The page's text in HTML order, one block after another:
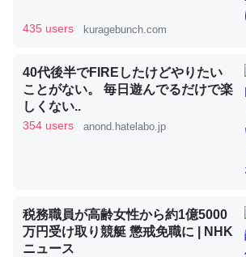
─GPTの仕組みと限界についての考察（１） -
昆虫ってカルシウム少ないのか。知らん
コオロギのカルシウム分はエビの600分
─ニュース :: 【研究発表】昆虫学の大問題＝「昆
435 users kuragebunch.com
40代後半でFIREしたけどやりたい
ことがない。 毎日遊んでるだけで楽
しくない..
354 users anond.hatelabo.jp
税務職員が高齢女性から約1億5000
万円受け取り競艇 懲戒免職に | NHK
ニュース